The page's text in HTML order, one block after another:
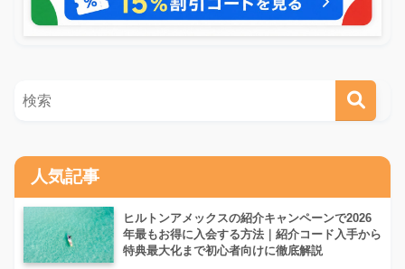
人気記事
ヒルトンアメックスの紹介キャンペーンで2026
年最もお得に入会する方法｜紹介コード入手から
特典最大化まで初心者向けに徹底解説